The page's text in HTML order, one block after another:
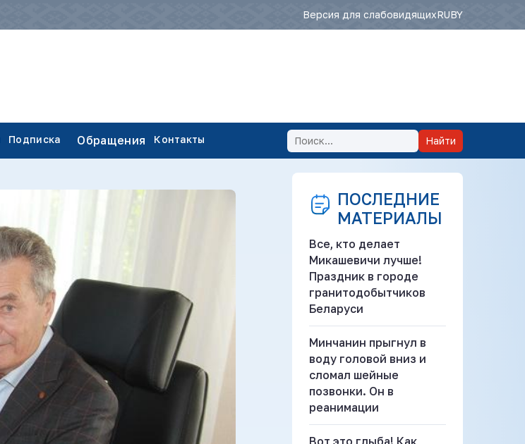
Версия для слабовидящихRUBY
Подписка Обращения Контакты Найти
ПОСЛЕДНИЕ
МАТЕРИАЛЫ
Все, кто делает
Микашевичи лучше!
Праздник в городе
гранитодобытчиков
Беларуси
Минчанин прыгнул в
воду головой вниз и
сломал шейные
позвонки. Он в
реанимации
Вот это глыба! Как